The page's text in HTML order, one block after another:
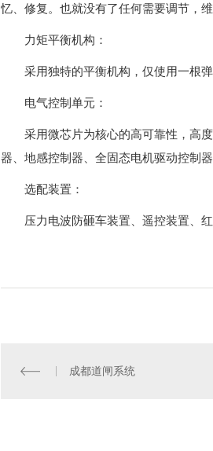
忆、修复。也就没有了任何需要调节，
力矩平衡机构：
采用独特的平衡机构，仅使用一根
电气控制单元：
采用微芯片为核心的高可靠性，高
器、地感控制器、全固态电机驱动控制
选配装置：
压力电波防砸车装置、遥控装置、
成都道闸系统